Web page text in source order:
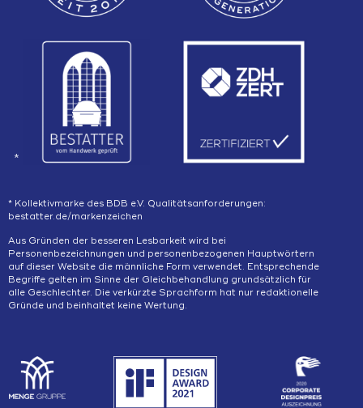
*
* Kollektivmarke des BDB e.V. Qualitätsanforderungen:
bestatter.de/markenzeichen
Aus Gründen der besseren Lesbarkeit wird bei
Personenbezeichnungen und personenbezogenen Hauptwörtern
auf dieser Website die männliche Form verwendet. Entsprechende
Begriffe gelten im Sinne der Gleichbehandlung grundsätzlich für
alle Geschlechter. Die verkürzte Sprachform hat nur redaktionelle
Gründe und beinhaltet keine Wertung.